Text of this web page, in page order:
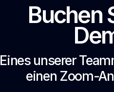
Buchen
Eines unserer
einen Zoom-